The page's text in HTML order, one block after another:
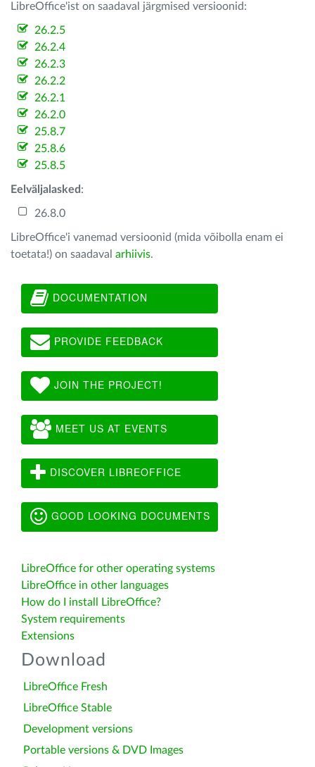
LibreOffice'ist on saadaval järgmised versioonid:
26.2.5
26.2.4
26.2.3
26.2.2
26.2.1
26.2.0
25.8.7
25.8.6
25.8.5
Eelväljalasked :
26.8.0
LibreOffice'i vanemad versioonid (mida võibolla enam ei
toetata!) on saadaval arhiivis.
DOCUMENTATION
PROVIDE FEEDBACK
JOIN THE PROJECT!
MEET US AT EVENTS
DISCOVER LIBREOFFICE
GOOD LOOKING DOCUMENTS
LibreOffice for other operating systems
LibreOffice in other languages
How do I install LibreOffice?
System requirements
Extensions
Download
LibreOffice Fresh
LibreOffice Stable
Development versions
Portable versions & DVD Images